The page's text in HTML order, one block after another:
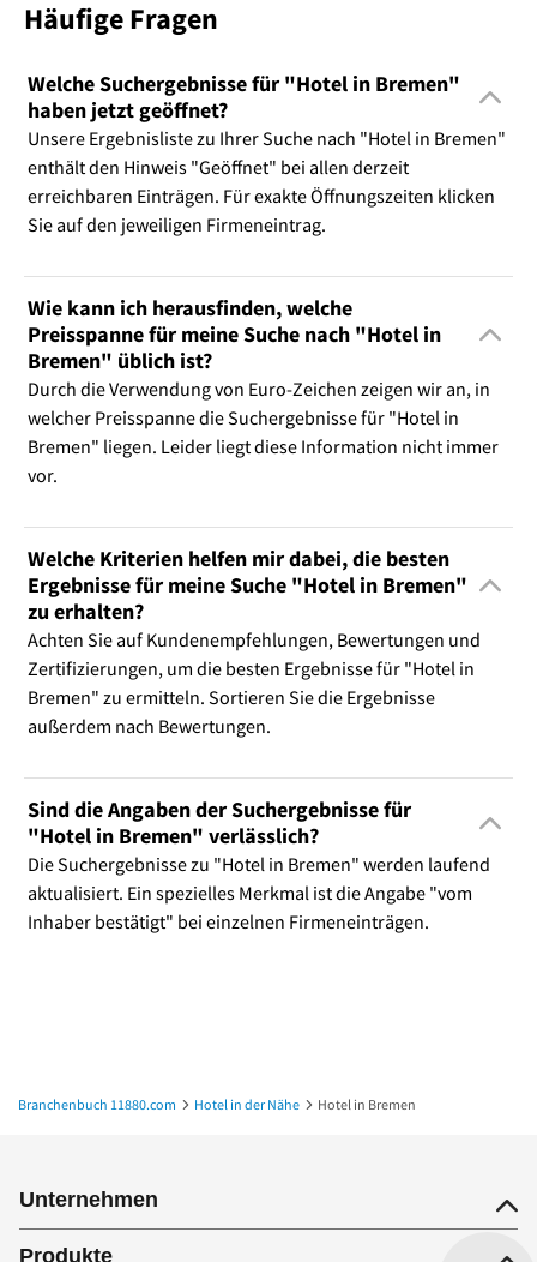
Häufige Fragen
Welche Suchergebnisse für "Hotel in Bremen"
haben jetzt geöffnet?
Unsere Ergebnisliste zu Ihrer Suche nach "Hotel in Bremen"
enthält den Hinweis "Geöffnet" bei allen derzeit
erreichbaren Einträgen. Für exakte Öffnungszeiten klicken
Sie auf den jeweiligen Firmeneintrag.
Wie kann ich herausfinden, welche
Preisspanne für meine Suche nach "Hotel in
Bremen" üblich ist?
Durch die Verwendung von Euro-Zeichen zeigen wir an, in
welcher Preisspanne die Suchergebnisse für "Hotel in
Bremen" liegen. Leider liegt diese Information nicht immer
vor.
Welche Kriterien helfen mir dabei, die besten
Ergebnisse für meine Suche "Hotel in Bremen"
zu erhalten?
Achten Sie auf Kundenempfehlungen, Bewertungen und
Zertifizierungen, um die besten Ergebnisse für "Hotel in
Bremen" zu ermitteln. Sortieren Sie die Ergebnisse
außerdem nach Bewertungen.
Sind die Angaben der Suchergebnisse für
"Hotel in Bremen" verlässlich?
Die Suchergebnisse zu "Hotel in Bremen" werden laufend
aktualisiert. Ein spezielles Merkmal ist die Angabe "vom
Inhaber bestätigt" bei einzelnen Firmeneinträgen.
Branchenbuch 11880.com Hotel in der Nähe Hotel in Bremen
Unternehmen
Produkte